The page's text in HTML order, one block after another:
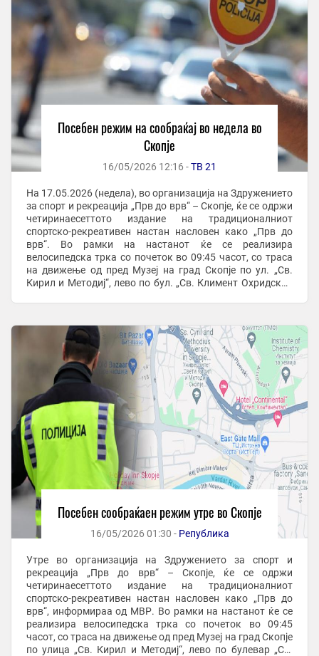
Посебен режим на сообраќај во недела во
Скопје
16/05/2026 12:16 -ТВ 21
На 17.05.2026 (недела), во организација на Здружението
за спорт и рекреација „Прв до врв“ – Скопје, ќе се одржи
четиринаесеттото издание на традиционалниот
спортско-рекреативен настан насловен како „Прв до
врв“. Во рамки на настанот ќе се реализира
велосипедска трка со почеток во 09:45 часот, со траса
на движење од пред Музеј на град Скопје по ул. „Св.
Кирил и Методиј“, лево по бул. „Св. Климент Охридски“,
Посебен сообраќаен режим утре во Скопје
16/05/2026 01:30 - Република
Утре во организација на Здружението за спорт и
рекреација „Прв до врв“ – Скопје, ќе се одржи
четиринаесеттото издание на традиционалниот
спортско-рекреативен настан насловен како „Прв до
врв“, информираа од МВР. Во рамки на настанот ќе се
реализира велосипедска трка со почеток во 09:45
часот, со траса на движење од пред Музеј на град Скопје
по улица „Св. Кирил и Методиј“, лево по булевар „Св.